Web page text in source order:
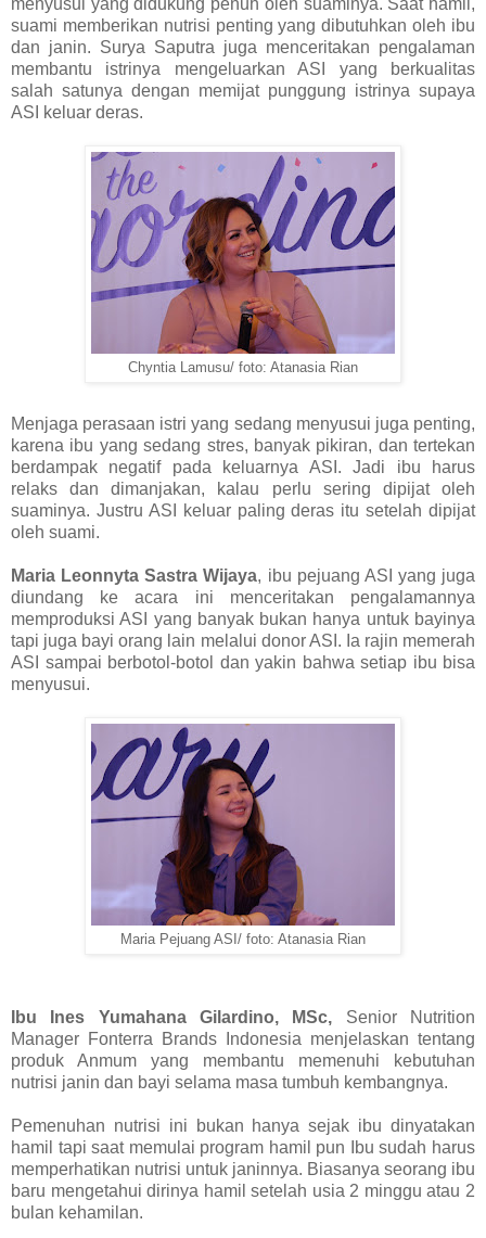
menyusui yang didukung penuh oleh suaminya. Saat hamil,
suami memberikan nutrisi penting yang dibutuhkan oleh ibu
dan janin. Surya Saputra juga menceritakan pengalaman
membantu istrinya mengeluarkan ASI yang berkualitas
salah satunya dengan memijat punggung istrinya supaya
ASI keluar deras.
Chyntia Lamusu/ foto: Atanasia Rian
Menjaga perasaan istri yang sedang menyusui juga penting,
karena ibu yang sedang stres, banyak pikiran, dan tertekan
berdampak negatif pada keluarnya ASI. Jadi ibu harus
relaks dan dimanjakan, kalau perlu sering dipijat oleh
suaminya. Justru ASI keluar paling deras itu setelah dipijat
oleh suami.
Maria Leonnyta Sastra Wijaya, ibu pejuang ASI yang juga
diundang ke acara ini menceritakan pengalamannya
memproduksi ASI yang banyak bukan hanya untuk bayinya
tapi juga bayi orang lain melalui donor ASI. Ia rajin memerah
ASI sampai berbotol-botol dan yakin bahwa setiap ibu bisa
menyusui.
Maria Pejuang ASI/ foto: Atanasia Rian
Ibu Ines Yumahana Gilardino, MSc, Senior Nutrition
Manager Fonterra Brands Indonesia menjelaskan tentang
produk Anmum yang membantu memenuhi kebutuhan
nutrisi janin dan bayi selama masa tumbuh kembangnya.
Pemenuhan nutrisi ini bukan hanya sejak ibu dinyatakan
hamil tapi saat memulai program hamil pun Ibu sudah harus
memperhatikan nutrisi untuk janinnya. Biasanya seorang ibu
baru mengetahui dirinya hamil setelah usia 2 minggu atau 2
bulan kehamilan.